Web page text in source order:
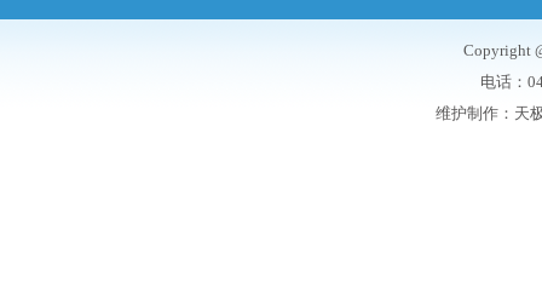
Copyright
电话：
维护制作： 天